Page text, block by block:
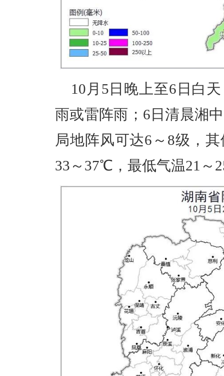
10月5日晚上至6日白
雨或雷阵雨；6日清晨湘
局地阵风可达6～8级，
33～37℃，最低气温21～